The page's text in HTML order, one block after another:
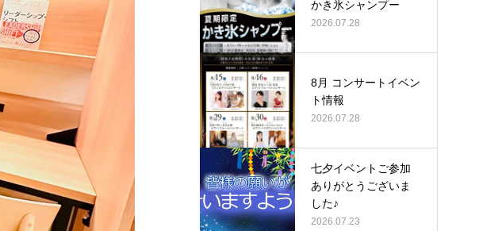
かき氷シャンプー
2026.07.28
8月 コンサートイベン
ト情報
2026.07.28
七夕イベントご参加
ありがとうございま
した♪
2026.07.23